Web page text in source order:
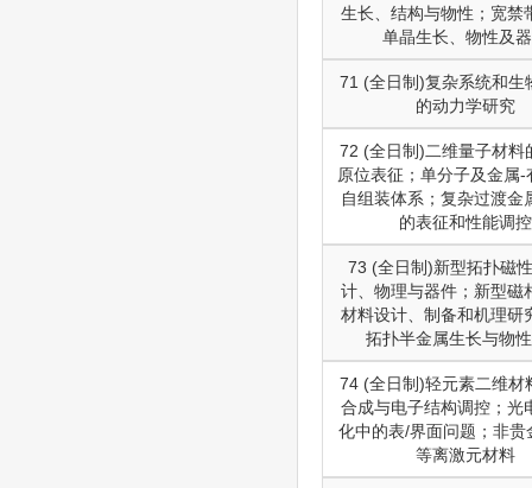
生长、结构与物性；宽禁
单晶生长、物性及
71 (全日制)复杂系统和生
的动力学研究
72 (全日制)二维量子材料
原位表征；单分子及金属-
自组装体系；复杂过渡金
的表征和性能调控
73 (全日制)新型拓扑磁
计、物理与器件；新型磁
材料设计、制备和机理研
拓扑半金属生长与物
74 (全日制)轻元素二维材
合成与电子结构调控；光
化中的表/界面问题；非贵
等离激元材料